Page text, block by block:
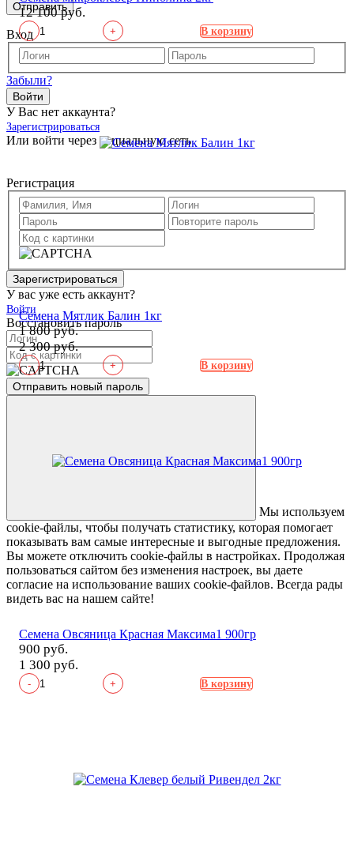
12 100 руб.
- + В корзину
Семена Мятлик Балин 1кг
1 800 руб.
2 300 руб.
- + В корзину
Семена Овсяница Красная Максима1 900гр
900 руб.
1 300 руб.
- + В корзину
Отправить
Вход
Забыли?
Войти
У Вас нет аккаунта?
Зарегистрироваться
Или войти через социальную сеть
Регистрация
Зарегистрироваться
У вас уже есть аккаунт?
Войти
Восстановить пароль
Отправить новый пароль
Мы используем
cookie-файлы, чтобы получать статистику, которая помогает
показывать вам самые интересные и выгодные предложения.
Вы можете отключить cookie-файлы в настройках. Продолжая
пользоваться сайтом без изменения настроек, вы даете
согласие на использование ваших cookie-файлов. Всегда рады
видеть вас на нашем сайте!